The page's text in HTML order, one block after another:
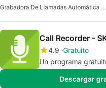
Grabadora De Llamadas Automática Para Android
Call Recorder -
4.9 Gratuito
Un programa
Descargar